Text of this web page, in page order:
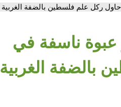
ركل علم فلسطين بالضفة الغربية
ناسفة في
الغربية